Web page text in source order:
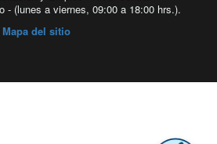
- (lunes a viernes, 09:00 a 18:00 hrs.).
Mapa del sitio